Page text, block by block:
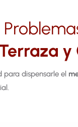
y
para dispensarle el